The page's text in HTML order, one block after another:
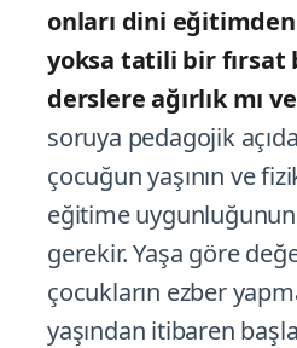
onları dini
yoksa tatili bir fırsat
derslere ağırlık mı
soruya pedagojik
çocuğun yaşının ve
eğitime uygunluğunun
gerekir. Yaşa göre
çocukların ezber
yaşından itibaren